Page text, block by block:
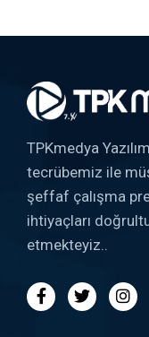
TPKmedya
tecrübemiz ile
şeffaf çalışma
ihtiyaçları
etmekteyiz..